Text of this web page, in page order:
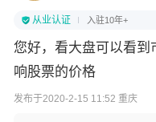
从业认证 入驻10年+
您好，看大盘可以看到
响股票的价格
发布于2020-2-15 11:52 重庆